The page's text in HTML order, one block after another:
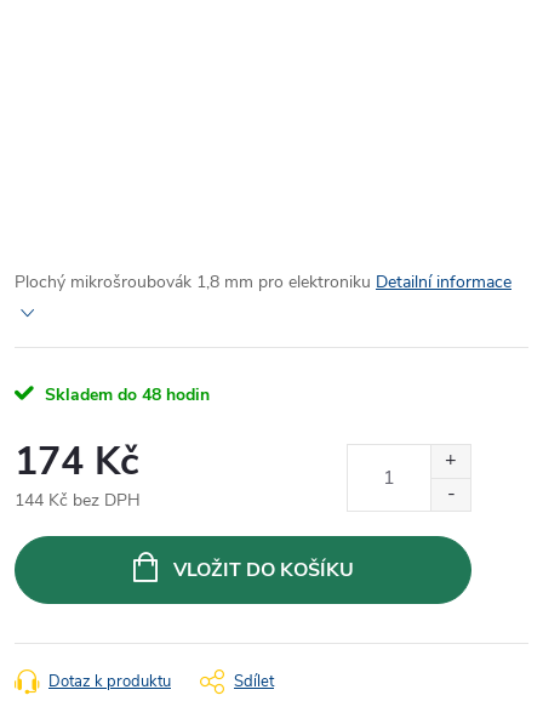
Plochý mikrošroubovák 1,8 mm pro elektroniku Detailní informace
Skladem do 48 hodin
174 Kč
144 Kč bez DPH
cena:
VLOŽIT DO KOŠÍKU
Dotaz k produktu Sdílet